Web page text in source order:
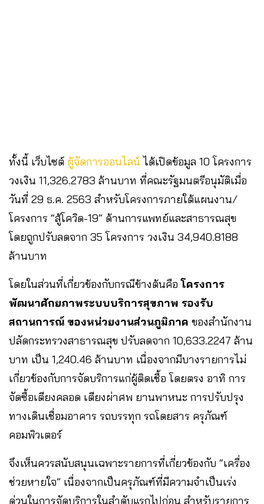
ทั้งนี้ เว็บไซต์ ผู้จัดการออนไลน์ ได้เปิดข้อมูล 10 โครงการ
วงเงิน 11,326.2783 ล้านบาท ที่คณะรัฐมนตรีอนุมัติเมื่อ
วันที่ 29 ธ.ค. 2563 สำหรับโครงการภายใต้แผนงาน/
โครงการ “สู้โควิด-19” ด้านการแพทย์และสาธารณสุข
โดยถูกปรับลดจาก 35 โครงการ วงเงิน 34,940.8188
ล้านบาท
โดยในส่วนที่เกี่ยวข้องกับกรณีข้างต้นคือโครงการ
พัฒนาศักยภาพระบบบริการสุขภาพ รองรับ
สถานการณ์ ของหน่วยงานส่วนภูมิภาค ของสำนักงาน
ปลัดกระทรวงสาธารณสุข ปรับลดจาก 10,633.2247 ล้าน
บาท เป็น 1,240.46 ล้านบาท เนื่องจากมีบางรายการไม่
เกี่ยวข้องกับการจัดบริการแก่ผู้ติดเชื้อ โดยตรง อาทิ การ
จัดซื้อเตียงคลอด เตียงผ่าศพ ยานพาหนะ การปรับปรุง
ทางเดินเชื่อมอาคาร รถบรรทุก รถโดยสาร ครุภัณฑ์
คอมพิวเตอร์
จึงเห็นควรสนับสนุนเฉพาะรายการที่เกี่ยวข้องกับ “เครื่อง
ช่วยหายใจ” เนื่องจากเป็นครุภัณฑ์ที่มีความจำเป็นเร่ง
ด่วนในการจัดบริการในสำดับแรกไปก่อน สำหรับรายการ